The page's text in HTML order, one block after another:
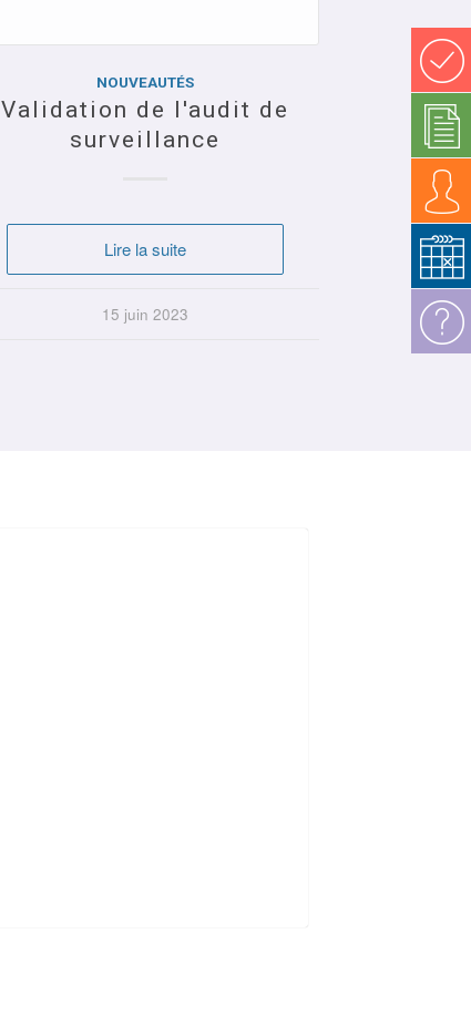
NOUVEAUTÉS
Validation de l'audit de
surveillance
Lire la suite
15 juin 2023
Lire la suite